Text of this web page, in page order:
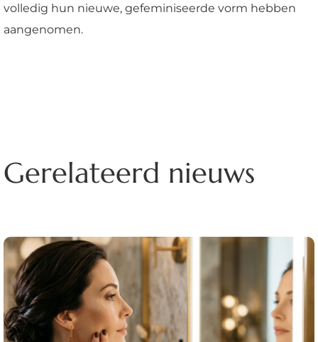
volledig hun nieuwe, gefeminiseerde vorm hebben
aangenomen.
Gerelateerd nieuws